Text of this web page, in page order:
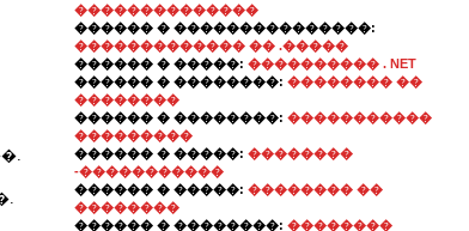
��������������
������ � ���������������:
������������� �� .�����
������ � �����: ���������� . NET
������ � ��������: �������� ��
��������
������ � ��������: �����������
���������
������ � �����: ��������
-�����������
������ � �����: �������� ��
��������
������ � ��������: ��������